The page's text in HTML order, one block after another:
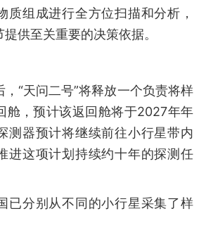
质组成进行全方位扫描和分析，
供至关重要的决策依据。
“天问二号”将释放一个负责将样
舱，预计该返回舱将于2027年年
测器预计将继续前往小行星带内
进这项计划持续约十年的探测任
已分别从不同的小行星采集了样